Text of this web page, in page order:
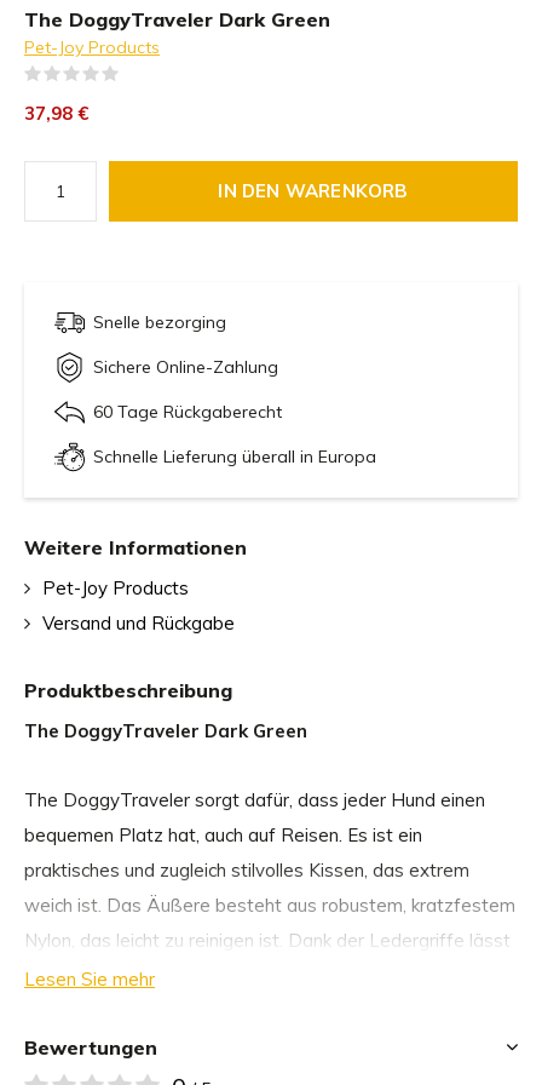
The DoggyTraveler Dark Green
Pet-Joy Products
37,98 €
IN DEN WARENKORB
Snelle bezorging
Sichere Online-Zahlung
60 Tage Rückgaberecht
Schnelle Lieferung überall in Europa
Produktbeschreibung
The DoggyTraveler Dark Green
The DoggyTraveler sorgt dafür, dass jeder Hund einen
bequemen Platz hat, auch auf Reisen. Es ist ein
praktisches und zugleich stilvolles Kissen, das extrem
weich ist. Das Äußere besteht aus robustem, kratzfestem
Nylon, das leicht zu reinigen ist. Dank der Ledergriffe lässt
sich The DoggyTraveler leicht transportieren.
Das hochwertige, wasserabweisende Hundekissen mit
Strong-Beschichtung ist so konzipiert, dass die Kissen
Lesen Sie mehr
Weitere Informationen
Pet-Joy Products
Versand und Rückgabe
Bewertungen